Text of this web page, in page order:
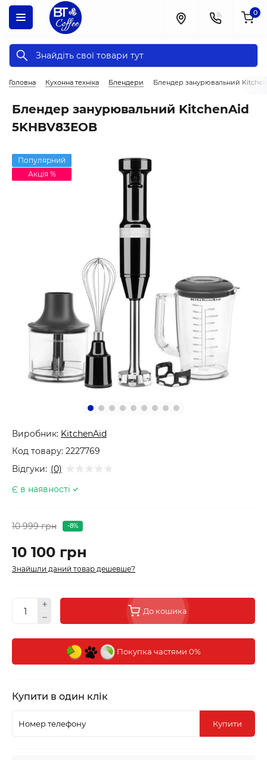
0
Головна Кухонна техніка Блендери Блендер занурювальний
Блендер занурювальний KitchenAid
5KHBV83EOB
Популярний
Акція %
Виробник: KitchenAid
Код товару: 2227769
Відгуки: (0)
Є в наявності
10 999 грн -8%
10 100 грн
Знайшли даний товар дешевше?
До кошика
Покупка частями 0%
Купити в один клік
Купити